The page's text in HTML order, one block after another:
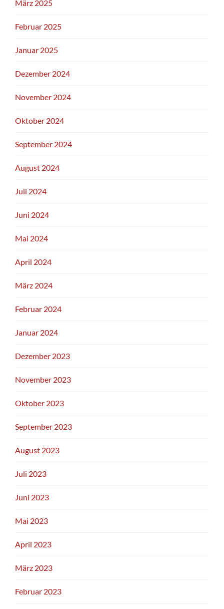
März 2025
Februar 2025
Januar 2025
Dezember 2024
November 2024
Oktober 2024
September 2024
August 2024
Juli 2024
Juni 2024
Mai 2024
April 2024
März 2024
Februar 2024
Januar 2024
Dezember 2023
November 2023
Oktober 2023
September 2023
August 2023
Juli 2023
Juni 2023
Mai 2023
April 2023
März 2023
Februar 2023